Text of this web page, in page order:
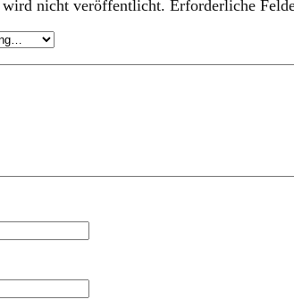
nicht veröffentlicht. Erforderliche